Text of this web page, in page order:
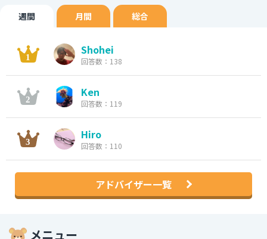
週間 月間 総合
Shohei
回答数：138
Ken
回答数：119
Hiro
回答数：110
アドバイザー一覧
メニュー